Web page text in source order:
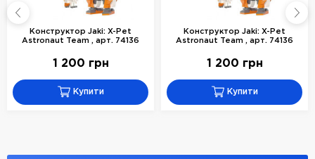
Конструктор Jaki: X-Pet
Astronaut Team , арт. 74136
1 200 грн
Купити
Конструктор Jaki: X-Pet
Astronaut Team , арт. 74136
1 200 грн
Купити